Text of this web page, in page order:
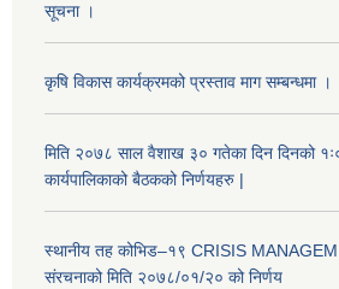
सूचना ।
कृषि विकास कार्यक्रमको प्रस्ताव माग सम्बन्धमा ।
मिति २०७८ साल वैशाख ३० गतेका दिन दिनको
कार्यपालिकाको बैठकको निर्णयहरु |
स्थानीय तह कोभिड–१९ CRISIS
संरचनाको मिति २०७८/०१/२० को निर्णय